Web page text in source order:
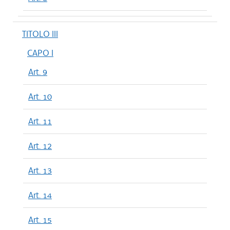
TITOLO III
CAPO I
Art. 9
Art. 10
Art. 11
Art. 12
Art. 13
Art. 14
Art. 15